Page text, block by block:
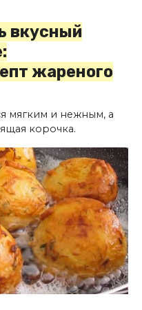
вкусный
жареного
мягким и нежным, а
корочка.